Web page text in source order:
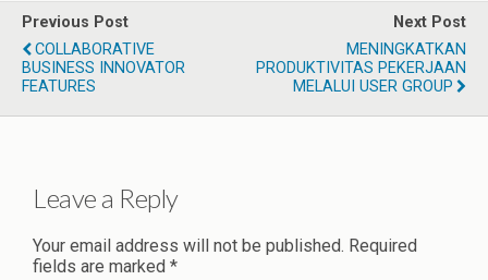
Previous Post
COLLABORATIVE
BUSINESS INNOVATOR
FEATURES
Next Post
MENINGKATKAN
PRODUKTIVITAS PEKERJAAN
MELALUI USER GROUP
Leave a Reply
Your email address will not be published. Required
fields are marked *